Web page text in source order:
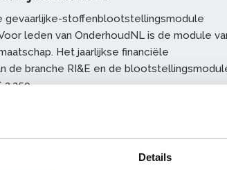
Details
gevaarlijke-stoffenblootstellingsmodule
leden van OnderhoudNL is de module
Het jaarlijkse financiële
de branche RI&E en de
branche RI&E, krijgen zij toegang tot de
of begeleiding voor de blootstellingsmodule
OnderhoudNL dat de tool correct en
vinden vanaf het voorjaar plaats.